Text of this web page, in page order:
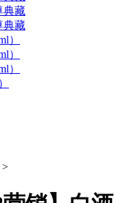
典藏
典藏
）
）
）
>